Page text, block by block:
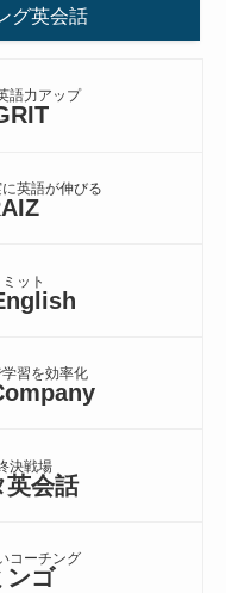
グ英会話
語力アップ
英語が伸びる
ット
習を効率化
決戦場
英会話
コーチング
ンゴ